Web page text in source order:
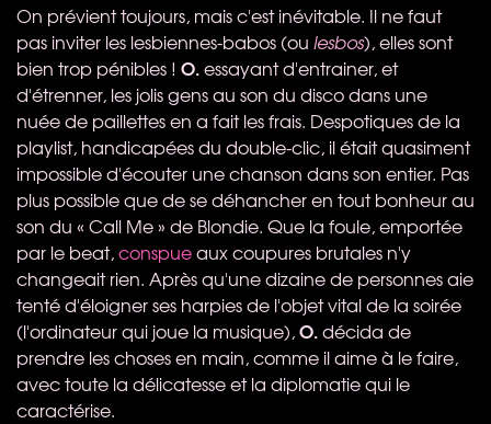
On prévient toujours, mais c'est inévitable. Il ne faut
pas inviter les lesbiennes-babos (ou lesbos), elles sont
bien trop pénibles ! O.essayant d'entrainer, et
d'étrenner, les jolis gens au son du disco dans une
nuée de paillettes en a fait les frais. Despotiques de la
playlist, handicapées du double-clic, il était quasiment
impossible d'écouter une chanson dans son entier. Pas
plus possible que de se déhancher en tout bonheur au
son du « Call Me » de Blondie. Que la foule, emportée
par le beat,conspueaux coupures brutales n'y
changeait rien. Après qu'une dizaine de personnes aie
tenté d'éloigner ses harpies de l'objet vital de la soirée
(l'ordinateur qui joue la musique),O.décida de
prendre les choses en main, comme il aime à le faire,
avec toute la délicatesse et la diplomatie qui le
caractérise.